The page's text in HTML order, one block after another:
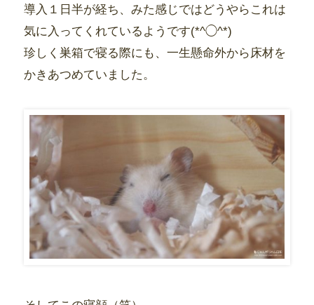
導入１日半が経ち、みた感じではどうやらこれは
気に入ってくれているようです(*^◯^*)
珍しく巣箱で寝る際にも、一生懸命外から床材を
かきあつめていました。